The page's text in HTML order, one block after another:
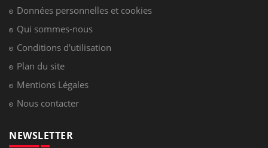
Données personnelles et cookies
Qui sommes-nous
Conditions d'utilisation
Plan du site
Mentions Légales
Nous contacter
NEWSLETTER